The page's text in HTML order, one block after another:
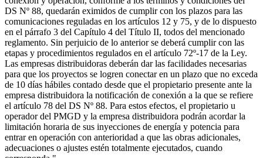
DS Nº 88, quedarán eximidos de cumplir con los plazos para las
comunicaciones reguladas en los artículos 12 y 75, y de lo dispuesto
en el párrafo 3 del Capítulo 4 del Título II, todos del mencionado
reglamento. Sin perjuicio de lo anterior se deberá cumplir con las
etapas y procedimientos regulados en el artículo 72º-17 de la Ley.
Las empresas distribuidoras deberán dar las facilidades necesarias
para que los proyectos se logren conectar en un plazo que no exceda
de 10 días hábiles contado desde que el propietario presente ante la
empresa distribuidora la notificación de conexión a la que se refiere
el artículo 78 del DS Nº 88. Para estos efectos, el propietario u
operador del PMGD y la empresa distribuidora podrán acordar la
limitación horaria de sus inyecciones de energía y potencia para
entrar en operación con anterioridad a que las obras adicionales,
adecuaciones o ajustes estén totalmente ejecutados, cuando